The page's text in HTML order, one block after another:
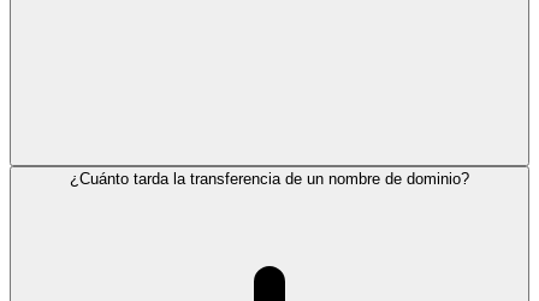
¿Cuánto tarda la transferencia de un nombre de dominio?